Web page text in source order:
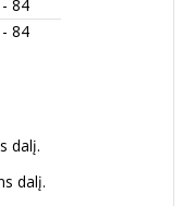
84
84
dalį.
dalį.